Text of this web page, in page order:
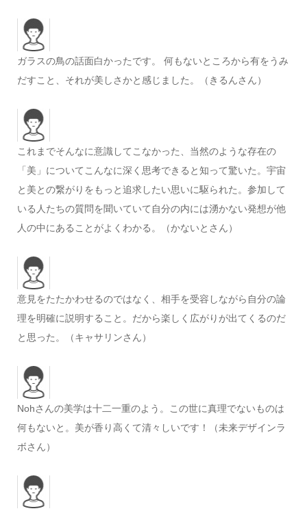
ガラスの鳥の話面白かったです。 何もないところから有をうみ
だすこと、それが美しさかと感じました。（きるんさん）
これまでそんなに意識してこなかった、当然のような存在の
「美」についてこんなに深く思考できると知って驚いた。宇宙
と美との繋がりをもっと追求したい思いに駆られた。参加して
いる人たちの質問を聞いていて自分の内には湧かない発想が他
人の中にあることがよくわかる。（かないとさん）
意見をたたかわせるのではなく、相手を受容しながら自分の論
理を明確に説明すること。だから楽しく広がりが出てくるのだ
と思った。（キャサリンさん）
Nohさんの美学は十二一重のよう。この世に真理でないものは
何もないと。美が香り高くて清々しいです！（未来デザインラ
ボさん）